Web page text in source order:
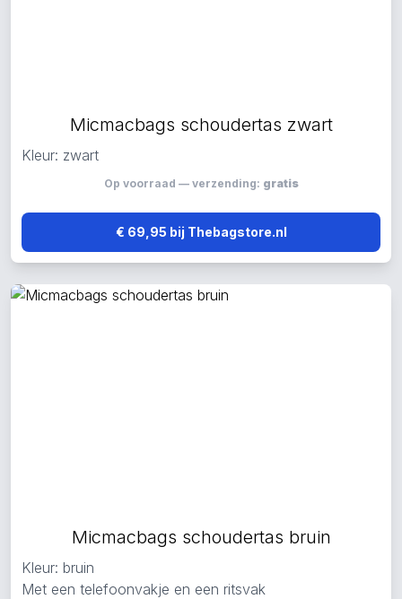
Micmacbags schoudertas zwart
Kleur: zwart
Op voorraad — verzending: gratis
€ 69,95 bij Thebagstore.nl
Micmacbags schoudertas bruin
Kleur: bruin
Met een telefoonvakje en een ritsvak